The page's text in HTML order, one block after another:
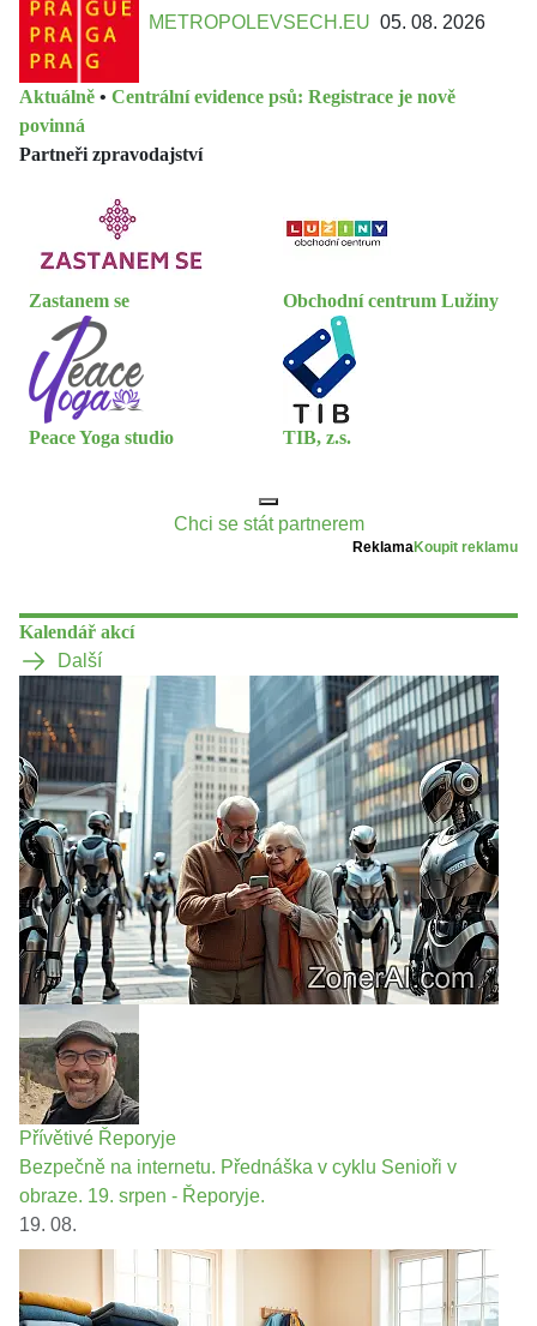
METROPOLEVSECH.EU 05. 08. 2026
Aktuálně • Centrální evidence psů: Registrace je nově
povinná
Partneři zpravodajství
Zastanem se Obchodní centrum Lužiny
Peace Yoga studio TIB, z.s.
Chci se stát partnerem
ReklamaKoupit reklamu
Kalendář akcí
Další
Přívětivé Řeporyje
Bezpečně na internetu. Přednáška v cyklu Senioři v
obraze. 19. srpen - Řeporyje.
19. 08.